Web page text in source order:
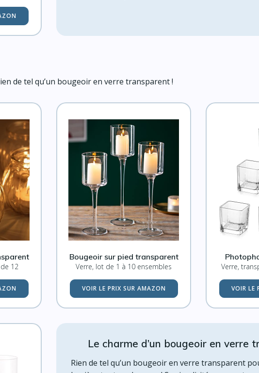
de tel qu’un bougeoir en verre transparent !
12
Bougeoir sur pied transparent
Verre, lot de 1 à 10 ensembles
VOIR LE PRIX SUR AMAZON
Verre,
VOIR LE
Le charme d’un bougeoir en verre
Rien de tel qu’un bougeoir en verre transparent